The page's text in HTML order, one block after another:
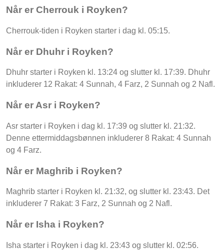
Når er Cherrouk i Royken?
Cherrouk-tiden i Royken starter i dag kl. 05:15.
Når er Dhuhr i Royken?
Dhuhr starter i Royken kl. 13:24 og slutter kl. 17:39. Dhuhr
inkluderer 12 Rakat: 4 Sunnah, 4 Farz, 2 Sunnah og 2 Nafl.
Når er Asr i Royken?
Asr starter i Royken i dag kl. 17:39 og slutter kl. 21:32.
Denne ettermiddagsbønnen inkluderer 8 Rakat: 4 Sunnah
og 4 Farz.
Når er Maghrib i Royken?
Maghrib starter i Royken kl. 21:32, og slutter kl. 23:43. Det
inkluderer 7 Rakat: 3 Farz, 2 Sunnah og 2 Nafl.
Når er Isha i Royken?
Isha starter i Royken i dag kl. 23:43 og slutter kl. 02:56.